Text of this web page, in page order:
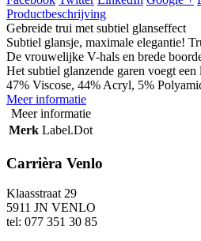
Productbeschrijving
Gebreide trui met subtiel glanseffect
Subtiel glansje, maximale elegantie!
De vrouwelijke V-hals en brede
Het subtiel glanzende garen voegt
47% Viscose, 44% Acryl, 5%
Meer informatie
Meer informatie
Merk Label.Dot
Carrièra Venlo
Klaasstraat 29
5911 JN VENLO
tel: 077 351 30 85